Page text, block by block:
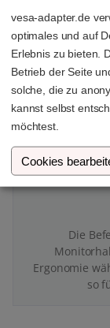
Mit deinem
schaffst du
Die
Ergonomie
so
vesa-adapter.de
optimales und auf
Erlebnis zu bieten.
Betrieb der Seite
solche, die zu
kannst selbst
möchtest.
Cookies